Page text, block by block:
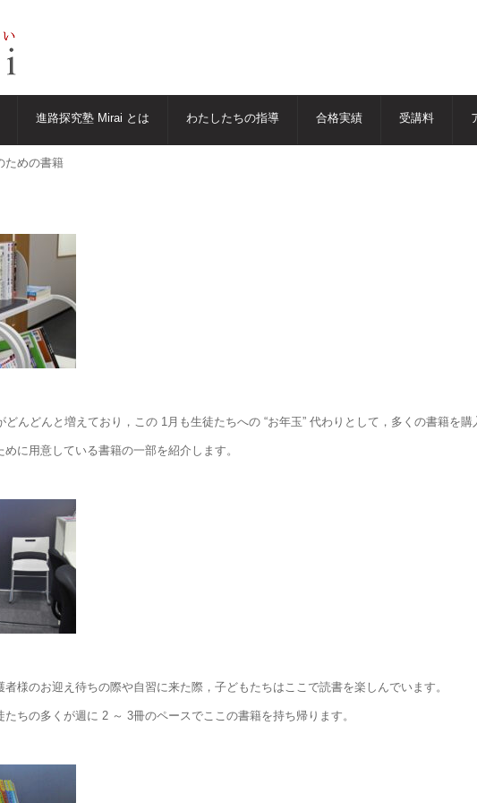
進路探究塾 Mirai とは わたしたちの指導 合格実績 受講料
ための書籍
んどんと増えており，この 1月も生徒たちへの “お年玉” 代わりとして，多くの書籍を購
に用意している書籍の一部を紹介します。
様のお迎え待ちの際や自習に来た際，子どもたちはここで読書を楽しんでいます。
ちの多くが週に 2 ～ 3冊のペースでここの書籍を持ち帰ります。